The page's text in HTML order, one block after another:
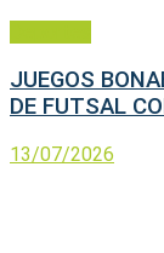
JUEGOS
DE FUTSAL
13/07/2026